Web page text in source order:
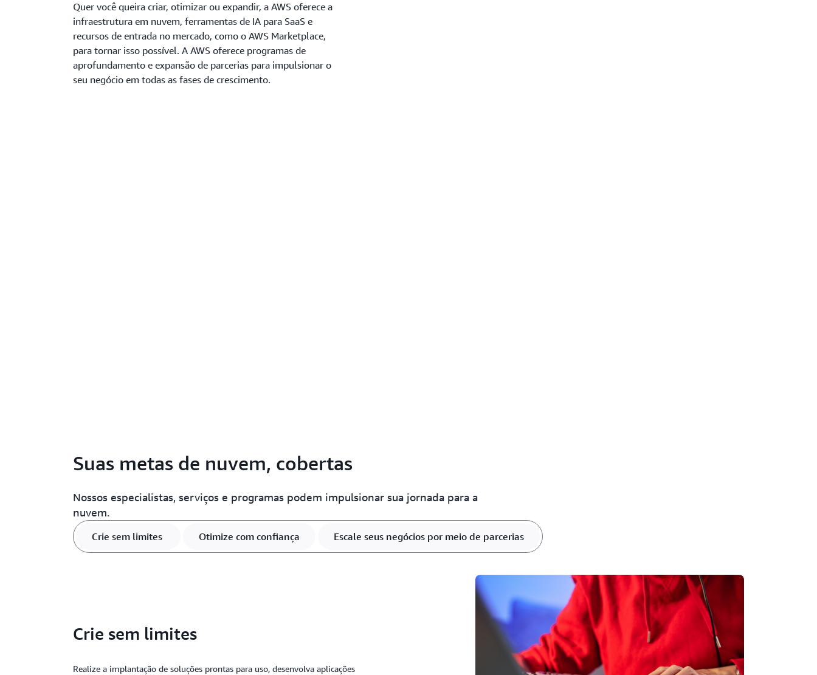
Quer você queira criar, otimizar ou expandir, a AWS oferece a
infraestrutura em nuvem, ferramentas de IA para SaaS e
recursos de entrada no mercado, como o AWS Marketplace,
para tornar isso possível. A AWS oferece programas de
aprofundamento e expansão de parcerias para impulsionar o
seu negócio em todas as fases de crescimento.
Suas metas de nuvem, cobertas
Nossos especialistas, serviços e programas podem impulsionar sua jornada para a
nuvem.
Crie sem limites Otimize com confiança Escale seus negócios por meio de parcerias
Crie sem limites
Realize a implantação de soluções prontas para uso, desenvolva aplicações